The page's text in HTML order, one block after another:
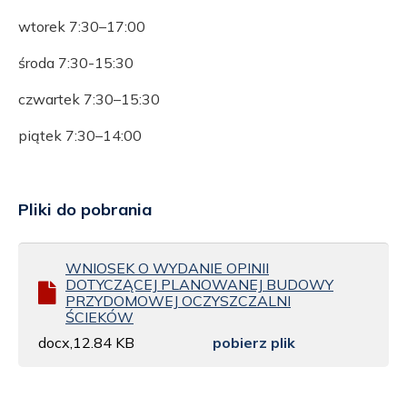
wtorek 7:30–17:00
środa 7:30-15:30
czwartek 7:30–15:30
piątek 7:30–14:00
Pliki do pobrania
WNIOSEK O WYDANIE OPINII
DOTYCZĄCEJ PLANOWANEJ BUDOWY
PRZYDOMOWEJ OCZYSZCZALNI
ŚCIEKÓW
docx,12.84 KB
pobierz plik